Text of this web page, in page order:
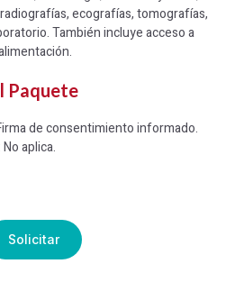
ecografías, tomografías,
También incluye acceso a
Paquete
de consentimiento informado.
aplica.
Solicitar